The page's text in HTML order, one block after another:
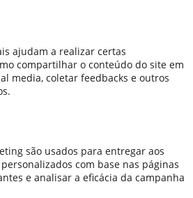
ajudam a realizar certas
compartilhar o conteúdo do site em
media, coletar feedbacks e outros
são usados para entregar aos
com base nas páginas
e analisar a eficácia da campanha